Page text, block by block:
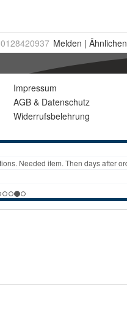
0128420937 Melden | Ähnlichen
Impressum
AGB & Datenschutz
Widerrufsbelehrung